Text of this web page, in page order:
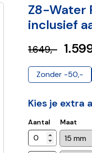
Z8-Water
inclusief
1.649,-
Zonder -50,-
Kies je extra
Aantal Maat